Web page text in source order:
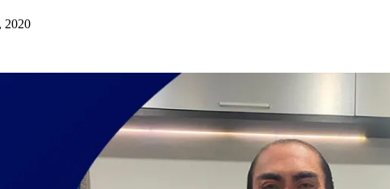
2020